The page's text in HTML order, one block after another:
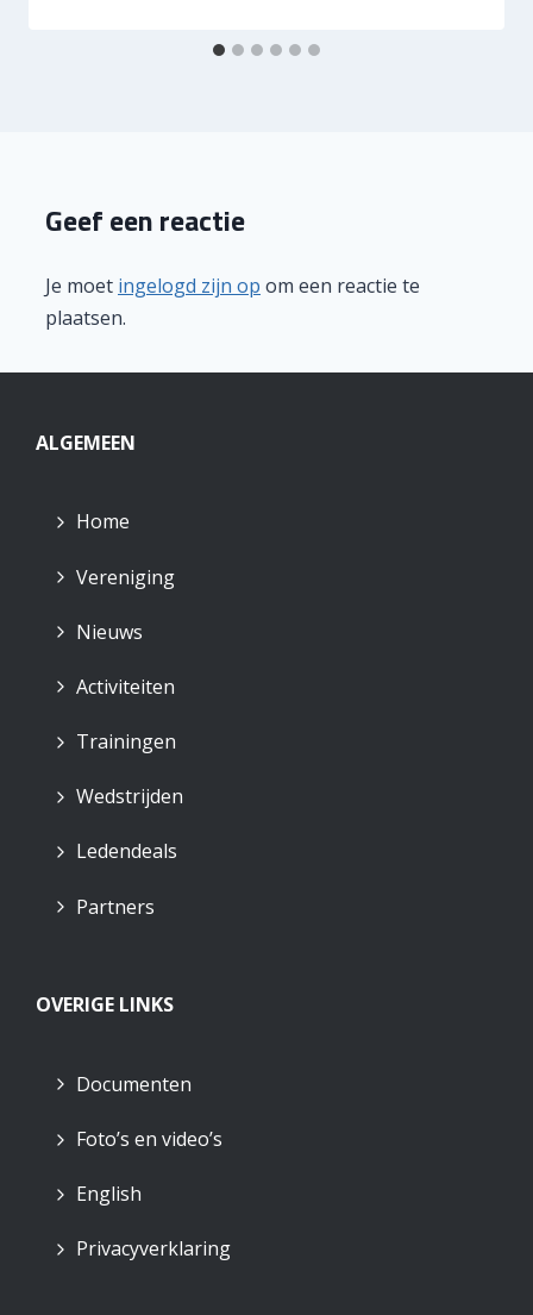
Geef een reactie
Je moet ingelogd zijn op om een reactie te
plaatsen.
ALGEMEEN
Home
Vereniging
Nieuws
Activiteiten
Trainingen
Wedstrijden
Ledendeals
Partners
OVERIGE LINKS
Documenten
Foto’s en video’s
English
Privacyverklaring